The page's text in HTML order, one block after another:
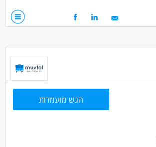
של מערכות גילוי עשן דורש בודק
ניסיון וידע עבודות בכל הארץ
- טכנאי/ת /הנדסאי/ת אלקטרואופטיקה
הגש מועמדות